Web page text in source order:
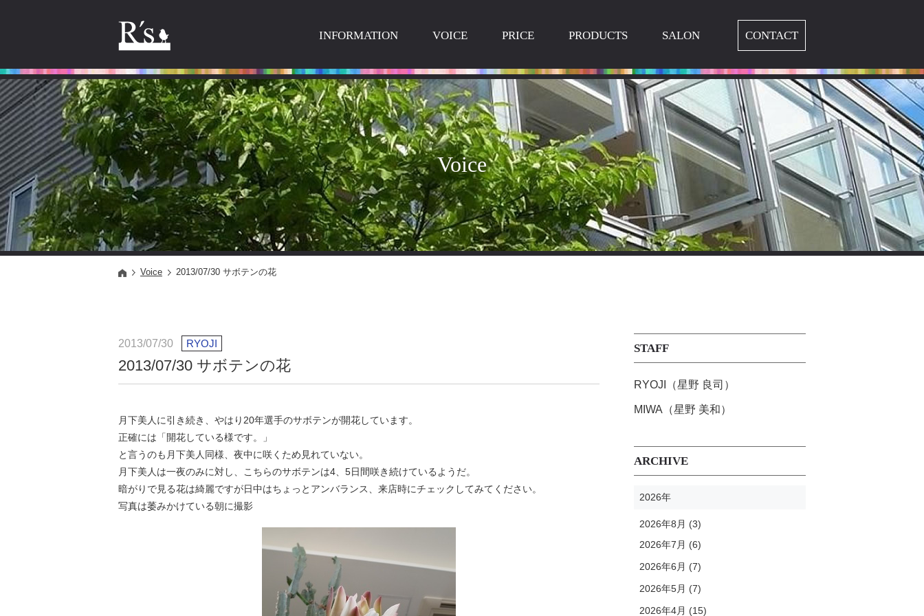
INFORMATION VOICE PRICE PRODUCTS SALON CONTACT
Voice
Voice 2013/07/30 サボテンの花
2013/07/30 RYOJI
2013/07/30 サボテンの花
月下美人に引き続き、やはり20年選手のサボテンが開花しています。
正確には「開花している様です。」
と言うのも月下美人同様、夜中に咲くため見れていない。
月下美人は一夜のみに対し、こちらのサボテンは4、5日間咲き続けているようだ。
暗がりで見る花は綺麗ですが日中はちょっとアンバランス、来店時にチェックしてみてください。
写真は萎みかけている朝に撮影
STAFF
RYOJI（星野 良司）
MIWA（星野 美和）
ARCHIVE
2026年
2026年8月 (3)
2026年7月 (6)
2026年6月 (7)
2026年5月 (7)
2026年4月 (15)